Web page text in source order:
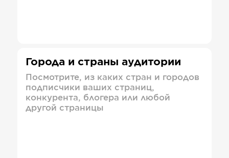
Города и страны аудитории
Посмотрите, из каких стран и городов
подписчики ваших страниц,
конкурента, блогера или любой
другой страницы